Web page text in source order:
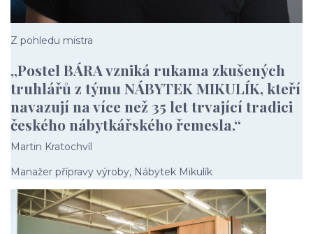
Z pohledu mistra
„Postel BÁRA vzniká rukama zkušených
truhlářů z týmu NÁBYTEK MIKULÍK, kteří
navazují na více než 35 let trvající tradici
českého nábytkářského řemesla.“
Martin Kratochvíl
Manažer přípravy výroby, Nábytek Mikulík